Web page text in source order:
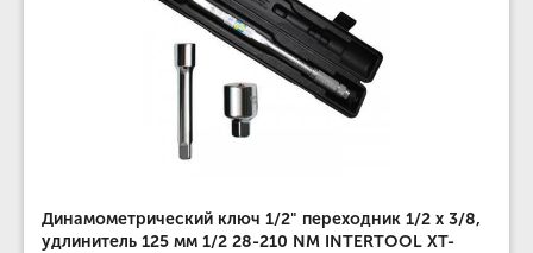
Динамометрический ключ 1/2" переходник 1/2 х 3/8,
удлинитель 125 мм 1/2 28-210 NM INTERTOOL XT-